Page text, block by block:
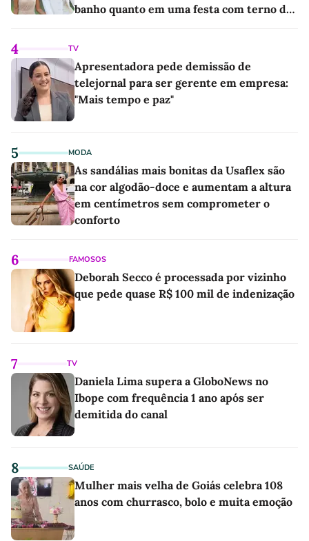
banho quanto em uma festa com terno de
4 TV
Apresentadora pede demissão de
telejornal para ser gerente em empresa:
"Mais tempo e paz"
5 MODA
As sandálias mais bonitas da Usaflex são
na cor algodão-doce e aumentam a altura
em centímetros sem comprometer o
conforto
6 FAMOSOS
Deborah Secco é processada por vizinho
que pede quase R$ 100 mil de indenização
7 TV
Daniela Lima supera a GloboNews no
Ibope com frequência 1 ano após ser
demitida do canal
8 SAÚDE
Mulher mais velha de Goiás celebra 108
anos com churrasco, bolo e muita emoção